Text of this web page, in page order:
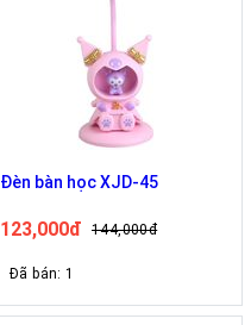
Đèn bàn học XJD-45
123,000đ 144,000đ
Đã bán: 1